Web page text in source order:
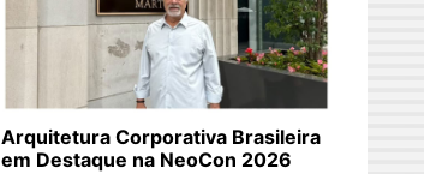
Arquitetura Corporativa Brasileira
em Destaque na NeoCon 2026